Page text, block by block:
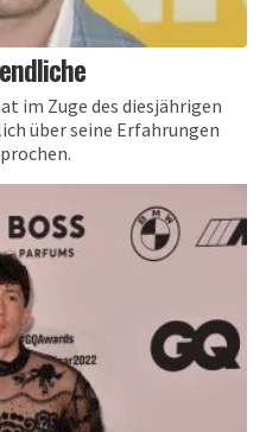
im Zuge des diesjährigen
über seine Erfahrungen